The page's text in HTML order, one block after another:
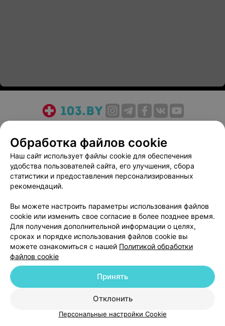
Медицинский маркетинг
Публичный договор
Пользовательское соглашение
Способы оплаты
Вакансии
Партнеры
Написать руководителю 103.by
Персональные настройки cookie
Обработка персональных данных
Обработка файлов cookie
Наш сайт использует файлы cookie для обеспечения
удобства пользователей сайта, его улучшения, сбора
статистики и предоставления персонализированных
рекомендаций.
Вы можете настроить параметры использования файлов
cookie или изменить свое согласие в более позднее время.
Для получения дополнительной информации о целях,
сроках и порядке использования файлов cookie вы
можете ознакомиться с нашей Политикой обработки
файлов cookie
Отклонить
Принять
Персональные настройки Cookie